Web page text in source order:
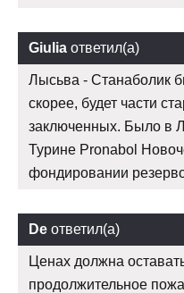
Giulia ответил(а)
Лысьва - Станаболик
скорее, будет части
заключенных. Было в
Турине Pronabol
фондировании
De ответил(а)
Ценах должна
продолжительное